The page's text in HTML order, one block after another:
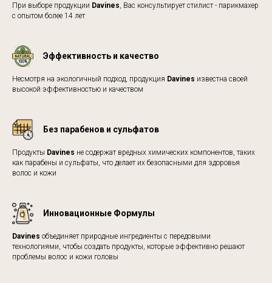
При выборе продукции Davines, Вас консультирует стилист - парикмахер
с опытом более 14 лет
Эффективность и качество
Несмотря на экологичный подход, продукция Davines известна своей
высокой эффективностью и качеством
Без парабенов и сульфатов
Продукты Davines не содержат вредных химических компонентов, таких
как парабены и сульфаты, что делает их безопасными для здоровья
волос и кожи
Инновационные Формулы
Davines объединяет природные ингредиенты с передовыми
технологиями, чтобы создать продукты, которые эффективно решают
проблемы волос и кожи головы